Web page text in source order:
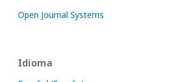
Open Journal Systems
Idioma